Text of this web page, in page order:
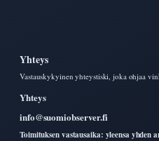
Yhteys
Vastauskykyinen yhteystiski, joka ohjaa
Yhteys
info@suomiobserver.fi
Toimituksen vastausaika: yleensa yhden